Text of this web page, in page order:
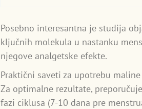
Posebno interesantna je studija
ključnih molekula u nastanku
njegove analgetske efekte.
Praktični saveti za upotrebu maline
Za optimalne rezultate,
fazi ciklusa (7-10 dana pre